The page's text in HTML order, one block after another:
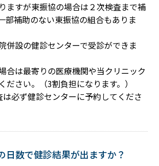
ますが東振協の場合は２次検査まで補
部補助のない東振協の組合もありま
併設の健診センターで受診ができま
合は最寄りの医療機関や当クリニック
ださい。（3割負担になります。）
必ず健診センターに予約してくださ
日数で健診結果が出ますか？